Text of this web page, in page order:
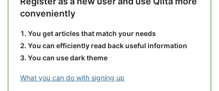
conveniently
You get articles that match your needs
You can efficiently read back useful information
You can use dark theme
What you can do with signing up